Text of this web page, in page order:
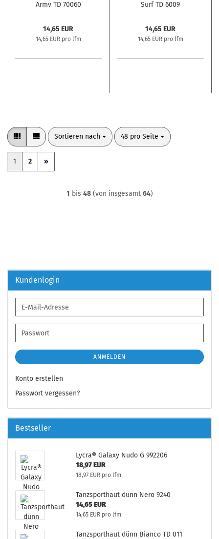
Army TD 70060
14,65 EUR
14,65 EUR pro lfm
Surf TD 6009
14,65 EUR
14,65 EUR pro lfm
Sortieren nach
Sortieren nach 48 pro Seite
pro Seite
1 2 »
1 bis 48(von insgesamt 64)
Kundenlogin
E-
Mail-
Adresse
Passwort
ANMELDEN
Konto erstellen
Passwort vergessen?
Bestseller
Lycra® Galaxy Nudo G 992206
18,97 EUR
18,97 EUR pro lfm
Tanzsporthaut dünn Nero 9240
14,65 EUR
14,65 EUR pro lfm
Tanzsporthaut dünn Bianco TD 011